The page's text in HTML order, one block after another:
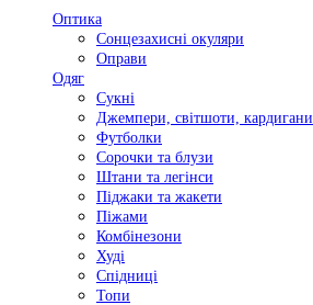
Оптика
Сонцезахисні окуляри
Оправи
Одяг
Сукні
Джемпери, світшоти, кардигани
Футболки
Сорочки та блузи
Штани та легінси
Піджаки та жакети
Піжами
Комбінезони
Худі
Спідниці
Топи